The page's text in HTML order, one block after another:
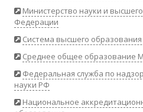
Министерство науки и
Федерации
Система высшего
Среднее общее образование
Федеральная служба по
науки РФ
Национальное